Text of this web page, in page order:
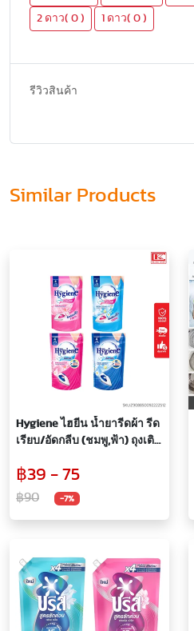
2 ดาว( 0 ) 1 ดาว( 0 )
รีวิวสินค้า
Similar Products
Hygiene ไฮยีน น้ำยารีดผ้า รีด
เรียบ/อัดกลีบ (ชมพู,ฟ้า) ถุงเติม
฿39 - 75
฿90 -7%